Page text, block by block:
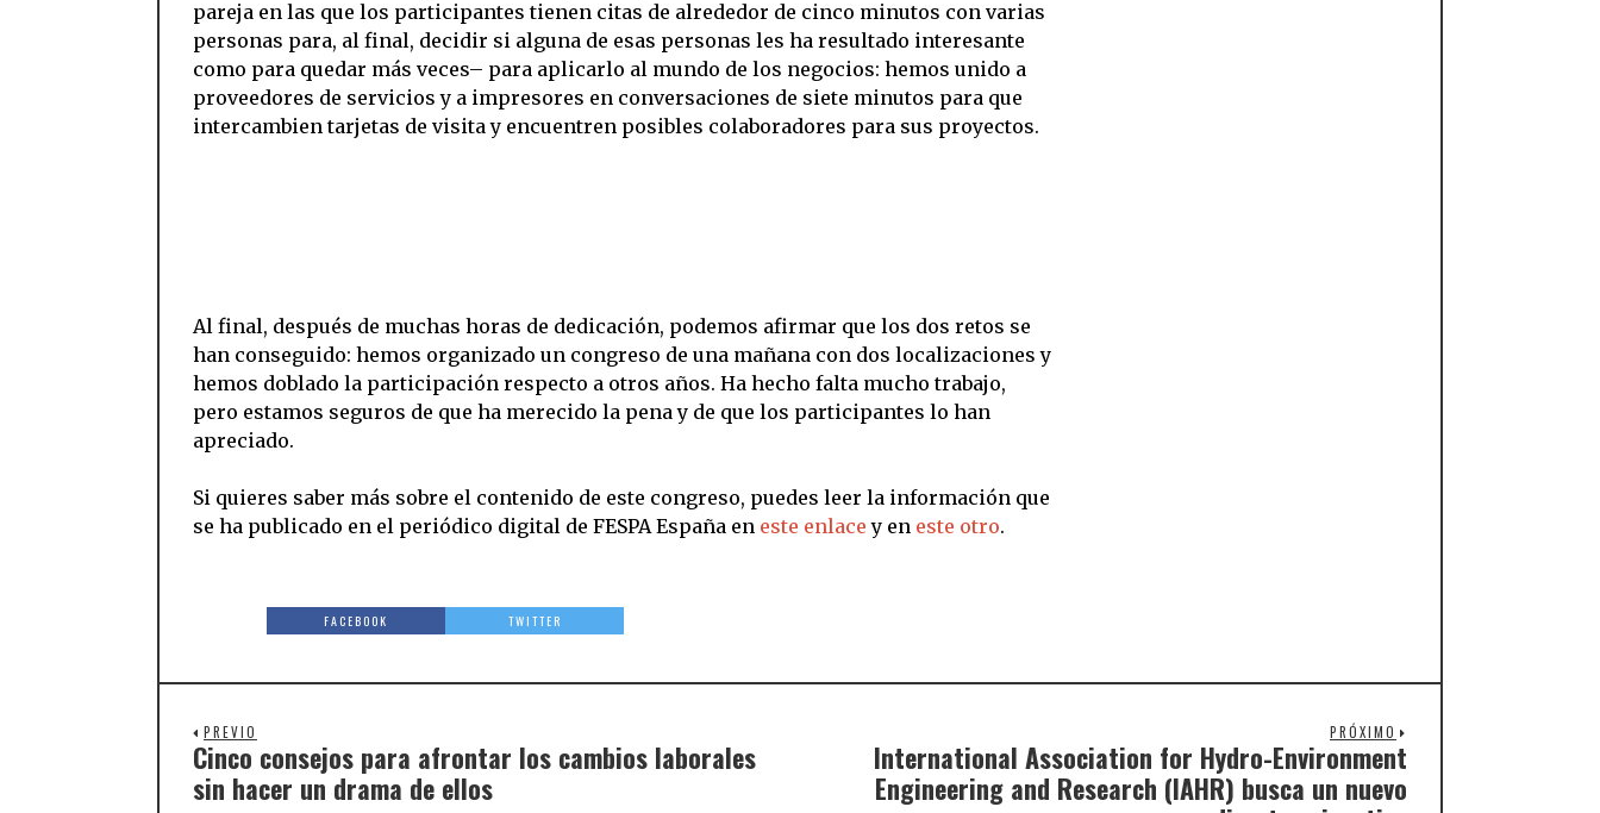
pareja en las que los participantes tienen citas de alrededor de cinco minutos con varias
personas para, al final, decidir si alguna de esas personas les ha resultado interesante
como para quedar más veces– para aplicarlo al mundo de los negocios: hemos unido a
proveedores de servicios y a impresores en conversaciones de siete minutos para que
intercambien tarjetas de visita y encuentren posibles colaboradores para sus proyectos.
Al final, después de muchas horas de dedicación, podemos afirmar que los dos retos se
han conseguido: hemos organizado un congreso de una mañana con dos localizaciones y
hemos doblado la participación respecto a otros años. Ha hecho falta mucho trabajo,
pero estamos seguros de que ha merecido la pena y de que los participantes lo han
apreciado.
Si quieres saber más sobre el contenido de este congreso, puedes leer la información que
se ha publicado en el periódico digital de FESPA España en este enlace y en este otro.
FACEBOOK TWITTER
PREVIO
Cinco consejos para afrontar los cambios laborales
sin hacer un drama de ellos
PRÓXIMO
International Association for Hydro-Environment
Engineering and Research (IAHR) busca un nuevo